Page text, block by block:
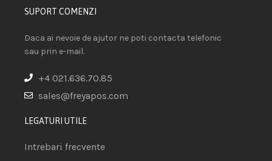
SUPORT COMENZI
Daca ai nevoie de ajutor ne poti contacta telefonic
sau prin e-mail.
+4 021.636.70.85
sales@freyapos.com
LEGATURI UTILE
Intrebari frecvente